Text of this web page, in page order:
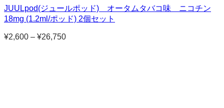
JUULpod(ジュールポッド) オータムタバコ味 ニコチン
18mg (1.2ml/ポッド) 2個セット
¥2,600 – ¥26,750価